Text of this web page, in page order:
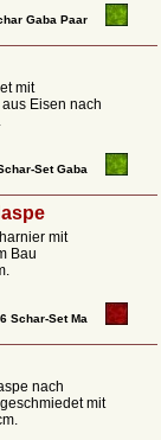
Gaba Paar
mit
Eisen nach
Set Gaba
mit
Bau
Schar-Set Ma
nach
mit